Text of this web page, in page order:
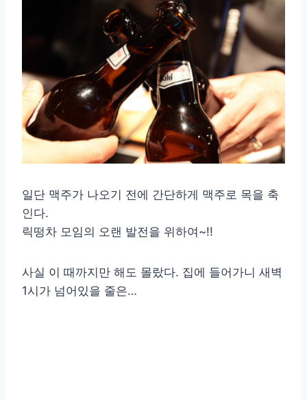
일단 맥주가 나오기 전에 간단하게 맥주로 목을 축
인다.
릭떵차 모임의 오랜 발전을 위하여~!!
사실 이 때까지만 해도 몰랐다. 집에 들어가니 새벽
1시가 넘어있을 줄은…